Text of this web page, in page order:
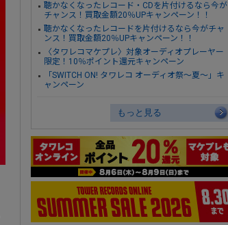
聴かなくなったレコード・CDを片付けるなら今が
チャンス！買取金額20％UPキャンペーン！！
聴かなくなったレコードを片付けるなら今がチャ
ンス！買取金額20％UPキャンペーン！！
〈タワレコマケプレ〉対象オーディオプレーヤー
限定！10％ポイント還元キャンペーン
「SWITCH ON! タワレコ オーディオ祭～夏～」キ
ャンペーン
もっと見る